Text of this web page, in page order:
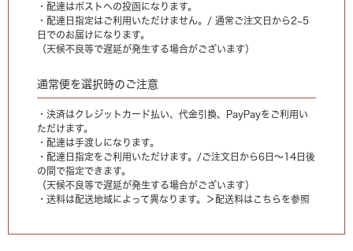
・配達はポストへの投函になります。
・配達日指定はご利用いただけません。/ 通常ご注文日から2~5
日でのお届けになります。
（天候不良等で遅延が発生する場合がございます）
通常便を選択時のご注意
・決済はクレジットカード払い、代金引換、PayPayをご利用い
ただけます。
・配達は手渡しになります。
・配達日指定をご利用いただけます。/ご注文日から6日〜14日後
の間で指定できます。
（天候不良等で遅延が発生する場合がございます）
・送料は配送地域によって異なります。
＞配送料はこちらを参照